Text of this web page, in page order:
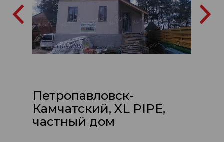
Петропавловск-
Камчатский, XL PIPE,
частный дом